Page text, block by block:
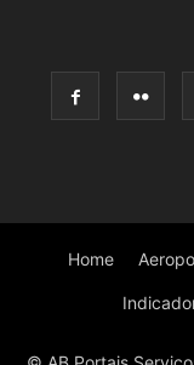
Home